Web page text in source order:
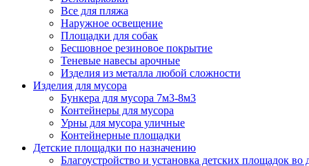
Все для пляжа
Наружное освещение
Площадки для собак
Бесшовное резиновое покрытие
Теневые навесы арочные
Изделия из металла любой сложности
Изделия для мусора
Бункера для мусора 7м3-8м3
Контейнеры для мусора
Урны для мусора уличные
Контейнерные площадки
Детские площадки по назначению
Благоустройство и установка детских площадок